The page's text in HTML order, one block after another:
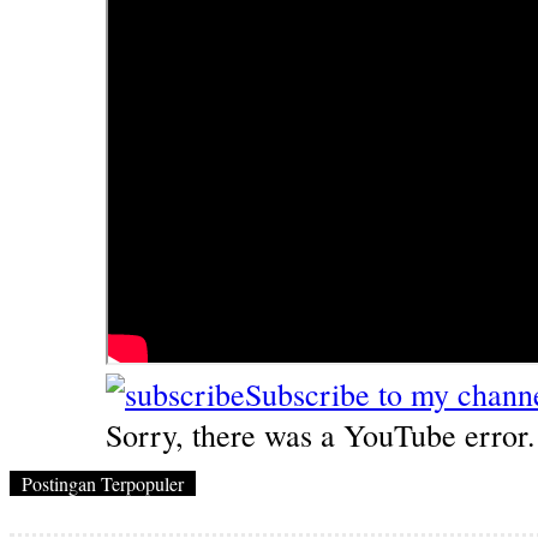
Subscribe to my
Sorry, there was a YouTube error.
Postingan Terpopuler